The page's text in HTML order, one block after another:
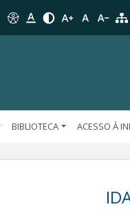
BIBLIOTECA ACESSO À